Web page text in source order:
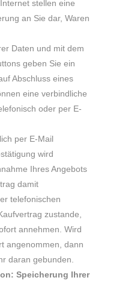
stellen eine
an Sie dar, Waren
Daten und mit dem
geben Sie ein
Abschluss eines
eine verbindliche
oder per E-
per E-Mail
wird
Ihres Angebots
damit
telefonischen
zustande,
annehmen. Wird
angenommen, dann
daran gebunden.
Speicherung Ihrer